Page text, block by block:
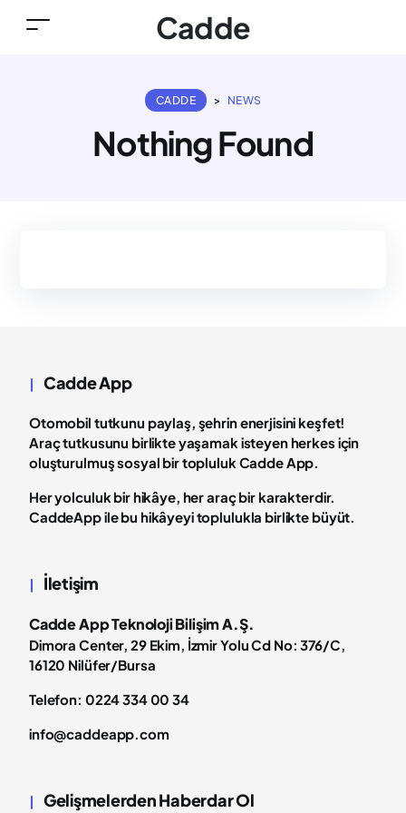
Cadde
Nothing Found
CADDE > NEWS
Cadde App
Otomobil tutkunu paylaş, şehrin enerjisini keşfet!
Araç tutkusunu birlikte yaşamak isteyen herkes için
oluşturulmuş sosyal bir topluluk Cadde App.
Her yolculuk bir hikâye, her araç bir karakterdir.
CaddeApp ile bu hikâyeyi toplulukla birlikte büyüt.
İletişim
Cadde App Teknoloji Bilişim A.Ş.
Dimora Center, 29 Ekim, İzmir Yolu Cd No: 376/C,
16120 Nilüfer/Bursa
Telefon: 0224 334 00 34
info@caddeapp.com
Gelişmelerden Haberdar Ol